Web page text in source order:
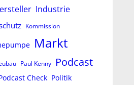
Industrie
Kommission
Markt
Paul Kenny Podcast
Check Politik